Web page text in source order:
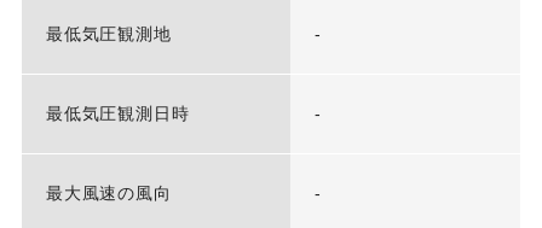
最低気圧観測地 -
最低気圧観測日時 -
最大風速の風向 -